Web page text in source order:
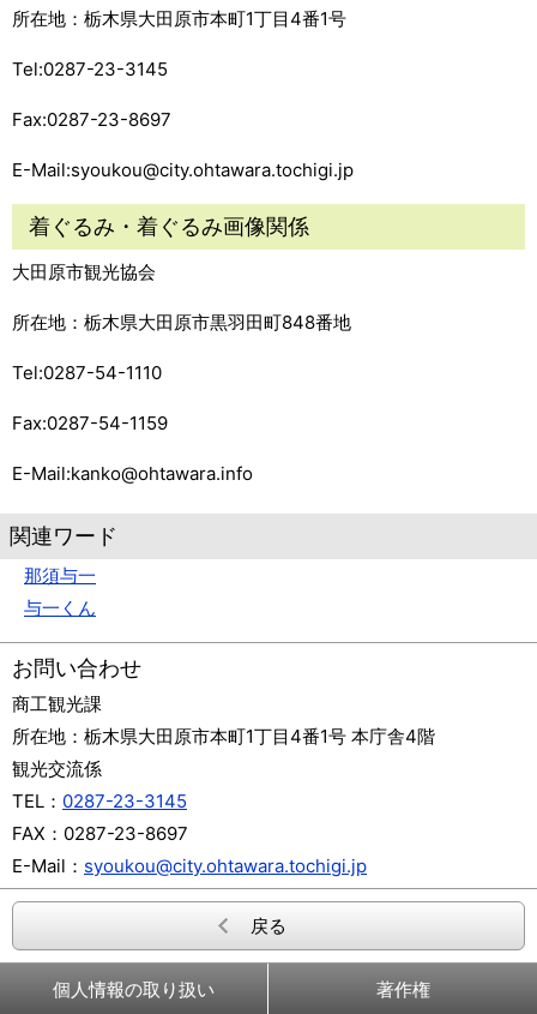
所在地：栃木県大田原市本町1丁目4番1号
Tel:0287-23-3145
Fax:0287-23-8697
E-Mail:syoukou@city.ohtawara.tochigi.jp
着ぐるみ・着ぐるみ画像関係
大田原市観光協会
所在地：栃木県大田原市黒羽田町848番地
Tel:0287-54-1110
Fax:0287-54-1159
E-Mail:kanko@ohtawara.info
関連ワード
那須与一
与一くん
お問い合わせ
商工観光課
所在地： 栃木県大田原市本町1丁目4番1号 本庁舎4階
観光交流係
TEL： 0287-23-3145
FAX： 0287-23-8697
E-Mail： syoukou@city.ohtawara.tochigi.jp
戻る
個人情報の取り扱い 著作権